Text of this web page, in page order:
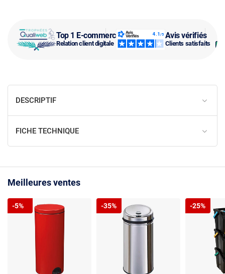
Top 1 E-commerce
Relation client digitale
Avis vérifiés
Clients satisfaits
DESCRIPTIF
FICHE TECHNIQUE
Meilleures ventes
-5% -35% -25%